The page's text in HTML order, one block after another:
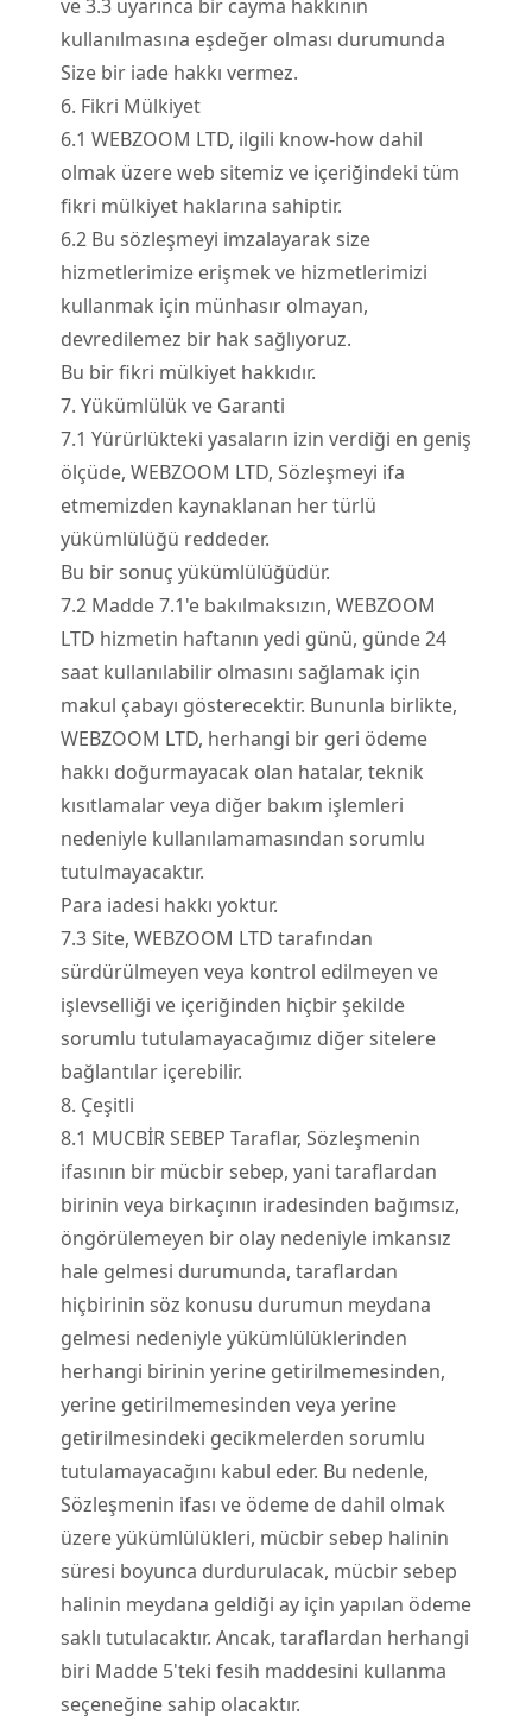
ve 3.3 uyarınca bir cayma hakkının
kullanılmasına eşdeğer olması durumunda
Size bir iade hakkı vermez.
6. Fikri Mülkiyet
6.1 WEBZOOM LTD, ilgili know-how dahil
olmak üzere web sitemiz ve içeriğindeki tüm
fikri mülkiyet haklarına sahiptir.
6.2Bu sözleşmeyi imzalayarak size
hizmetlerimize erişmek ve hizmetlerimizi
kullanmak için münhasır olmayan,
devredilemez bir hak sağlıyoruz.
Bu bir fikri mülkiyet hakkıdır.
7. Yükümlülük ve Garanti
7.1 Yürürlükteki yasaların izin verdiği en geniş
ölçüde, WEBZOOM LTD, Sözleşmeyi ifa
etmemizden kaynaklanan her türlü
yükümlülüğü reddeder.
Bu bir sonuç yükümlülüğüdür.
7.2Madde 7.1'e bakılmaksızın, WEBZOOM
LTD hizmetin haftanın yedi günü, günde 24
saat kullanılabilir olmasını sağlamak için
makul çabayı gösterecektir. Bununla birlikte,
WEBZOOM LTD, herhangi bir geri ödeme
hakkı doğurmayacak olan hatalar, teknik
kısıtlamalar veya diğer bakım işlemleri
nedeniyle kullanılamamasından sorumlu
tutulmayacaktır.
Para iadesi hakkı yoktur.
7.3Site, WEBZOOM LTD tarafından
sürdürülmeyen veya kontrol edilmeyen ve
işlevselliği ve içeriğinden hiçbir şekilde
sorumlu tutulamayacağımız diğer sitelere
bağlantılar içerebilir.
8. Çeşitli
8.1 MUCBİR SEBEP Taraflar, Sözleşmenin
ifasının bir mücbir sebep, yani taraflardan
birinin veya birkaçının iradesinden bağımsız,
öngörülemeyen bir olay nedeniyle imkansız
hale gelmesi durumunda, taraflardan
hiçbirinin söz konusu durumun meydana
gelmesi nedeniyle yükümlülüklerinden
herhangi birinin yerine getirilmemesinden,
yerine getirilmemesinden veya yerine
getirilmesindeki gecikmelerden sorumlu
tutulamayacağını kabul eder. Bu nedenle,
Sözleşmenin ifası ve ödeme de dahil olmak
üzere yükümlülükleri, mücbir sebep halinin
süresi boyunca durdurulacak, mücbir sebep
halinin meydana geldiği ay için yapılan ödeme
saklı tutulacaktır. Ancak, taraflardan herhangi
biri Madde 5'teki fesih maddesini kullanma
seçeneğine sahip olacaktır.